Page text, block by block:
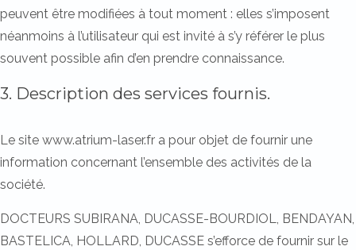
peuvent être modifiées à tout moment : elles s’imposent
néanmoins à l’utilisateur qui est invité à s’y référer le plus
souvent possible afin d’en prendre connaissance.
3. Description des services fournis.
Le site www.atrium-laser.fr a pour objet de fournir une
information concernant l’ensemble des activités de la
société.
DOCTEURS SUBIRANA, DUCASSE-BOURDIOL, BENDAYAN,
BASTELICA, HOLLARD, DUCASSE s’efforce de fournir sur le